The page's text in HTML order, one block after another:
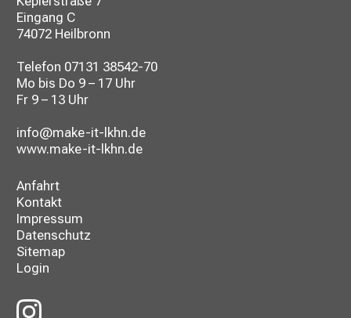
Eingang C
74072 Heilbronn
Telefon 07131 38542-70
Mo bis Do 9 – 17 Uhr
Fr 9 – 13 Uhr
info@make-it-lkhn.de
www.make-it-lkhn.de
Anfahrt
Kontakt
Impressum
Datenschutz
Sitemap
Login